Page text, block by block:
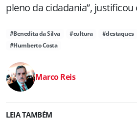
pleno da cidadania”, justificou
#Benedita da Silva #cultura #destaques
#Humberto Costa
Marco Reis
LEIA TAMBÉM